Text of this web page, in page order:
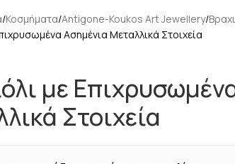
Κοσμήματα Antigone-Koukos Art Jewellery
Ασημένια Μεταλλικά Στοιχεία
με
Στοιχεία